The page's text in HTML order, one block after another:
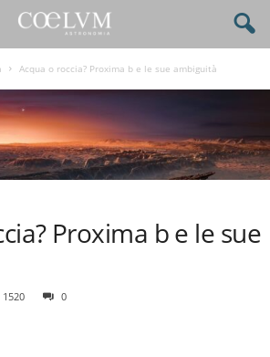
Acqua o roccia? Proxima b e le sue ambiguità
Proxima b e le sue
1520 0